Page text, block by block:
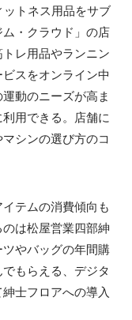
トネス用品をサブ
・クラウド」の店
レ用品やランニン
スをオンライン中
動のニーズが高ま
用できる。店舗に
シンの選び方のコ
テムの消費傾向も
は松屋営業四部紳
やバッグの年間購
もらえる、デジタ
士フロアへの導入